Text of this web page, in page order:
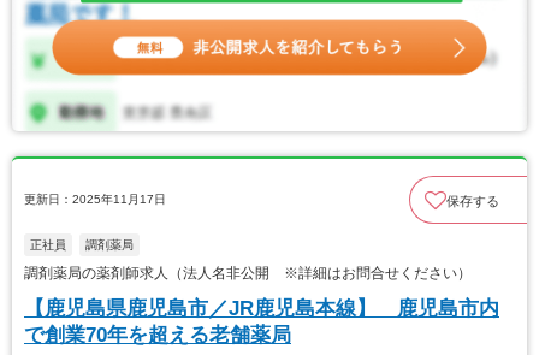
更新日：2025年11月17日 保存する
正社員 調剤薬局
調剤薬局の薬剤師求人（法人名非公開 ※詳細はお問合せください）
【鹿児島県鹿児島市／JR鹿児島本線】 鹿児島市内
で創業70年を超える老舗薬局